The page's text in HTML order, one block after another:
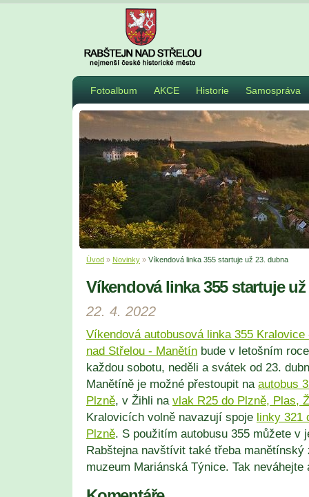
Fotoalbum AKCE Historie Samospráva
Úvod » Novinky » Víkendová linka 355 startuje už 23. dubna
Víkendová linka 355 startuje
22. 4. 2022
Víkendová autobusová linka 355
nad Střelou - Manětín bude v letošním
každou sobotu, neděli a svátek od 23.
Manětíně je možné přestoupit na autobus
Plzně, v Žihli na vlak R25 do Plzně, Plas,
Kralovicích volně navazují spoje linky 321
Plzně. S použitím autobusu 355 můžete v
Rabštejna navštívit také třeba manětínský
muzeum Mariánská Týnice. Tak neváhejte